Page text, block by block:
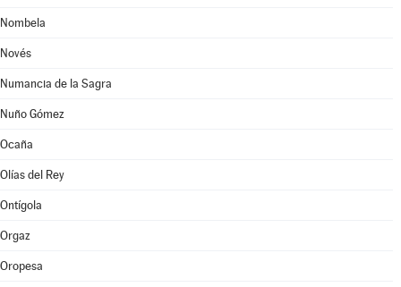
Nombela
Novés
Numancia de la Sagra
Nuño Gómez
Ocaña
Olías del Rey
Ontígola
Orgaz
Oropesa